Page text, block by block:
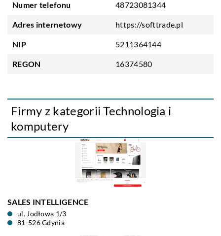
Numer telefonu 48723081344
Adres internetowy https://softtrade.pl
NIP 5211364144
REGON 16374580
Firmy z kategorii Technologia i
komputery
SALES INTELLIGENCE
ul. Jodłowa 1/3
81-526 Gdynia